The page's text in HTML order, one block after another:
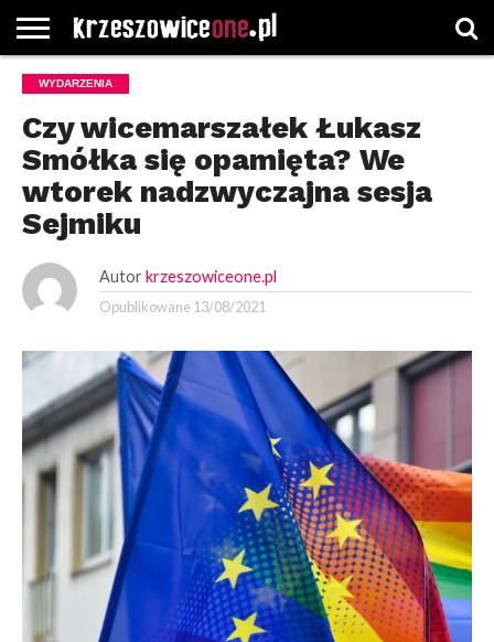
STRONA
GŁÓWNA
WYBORY
WYBIERZ
ROZKŁADY
GREGORCZYK
KONTAKT
WYDARZENIA
Czy wicemarszałek Łukasz
Smółka się opamięta? We
wtorek nadzwyczajna sesja
Sejmiku
Autor krzeszowiceone.pl
Opublikowane 13/08/2021